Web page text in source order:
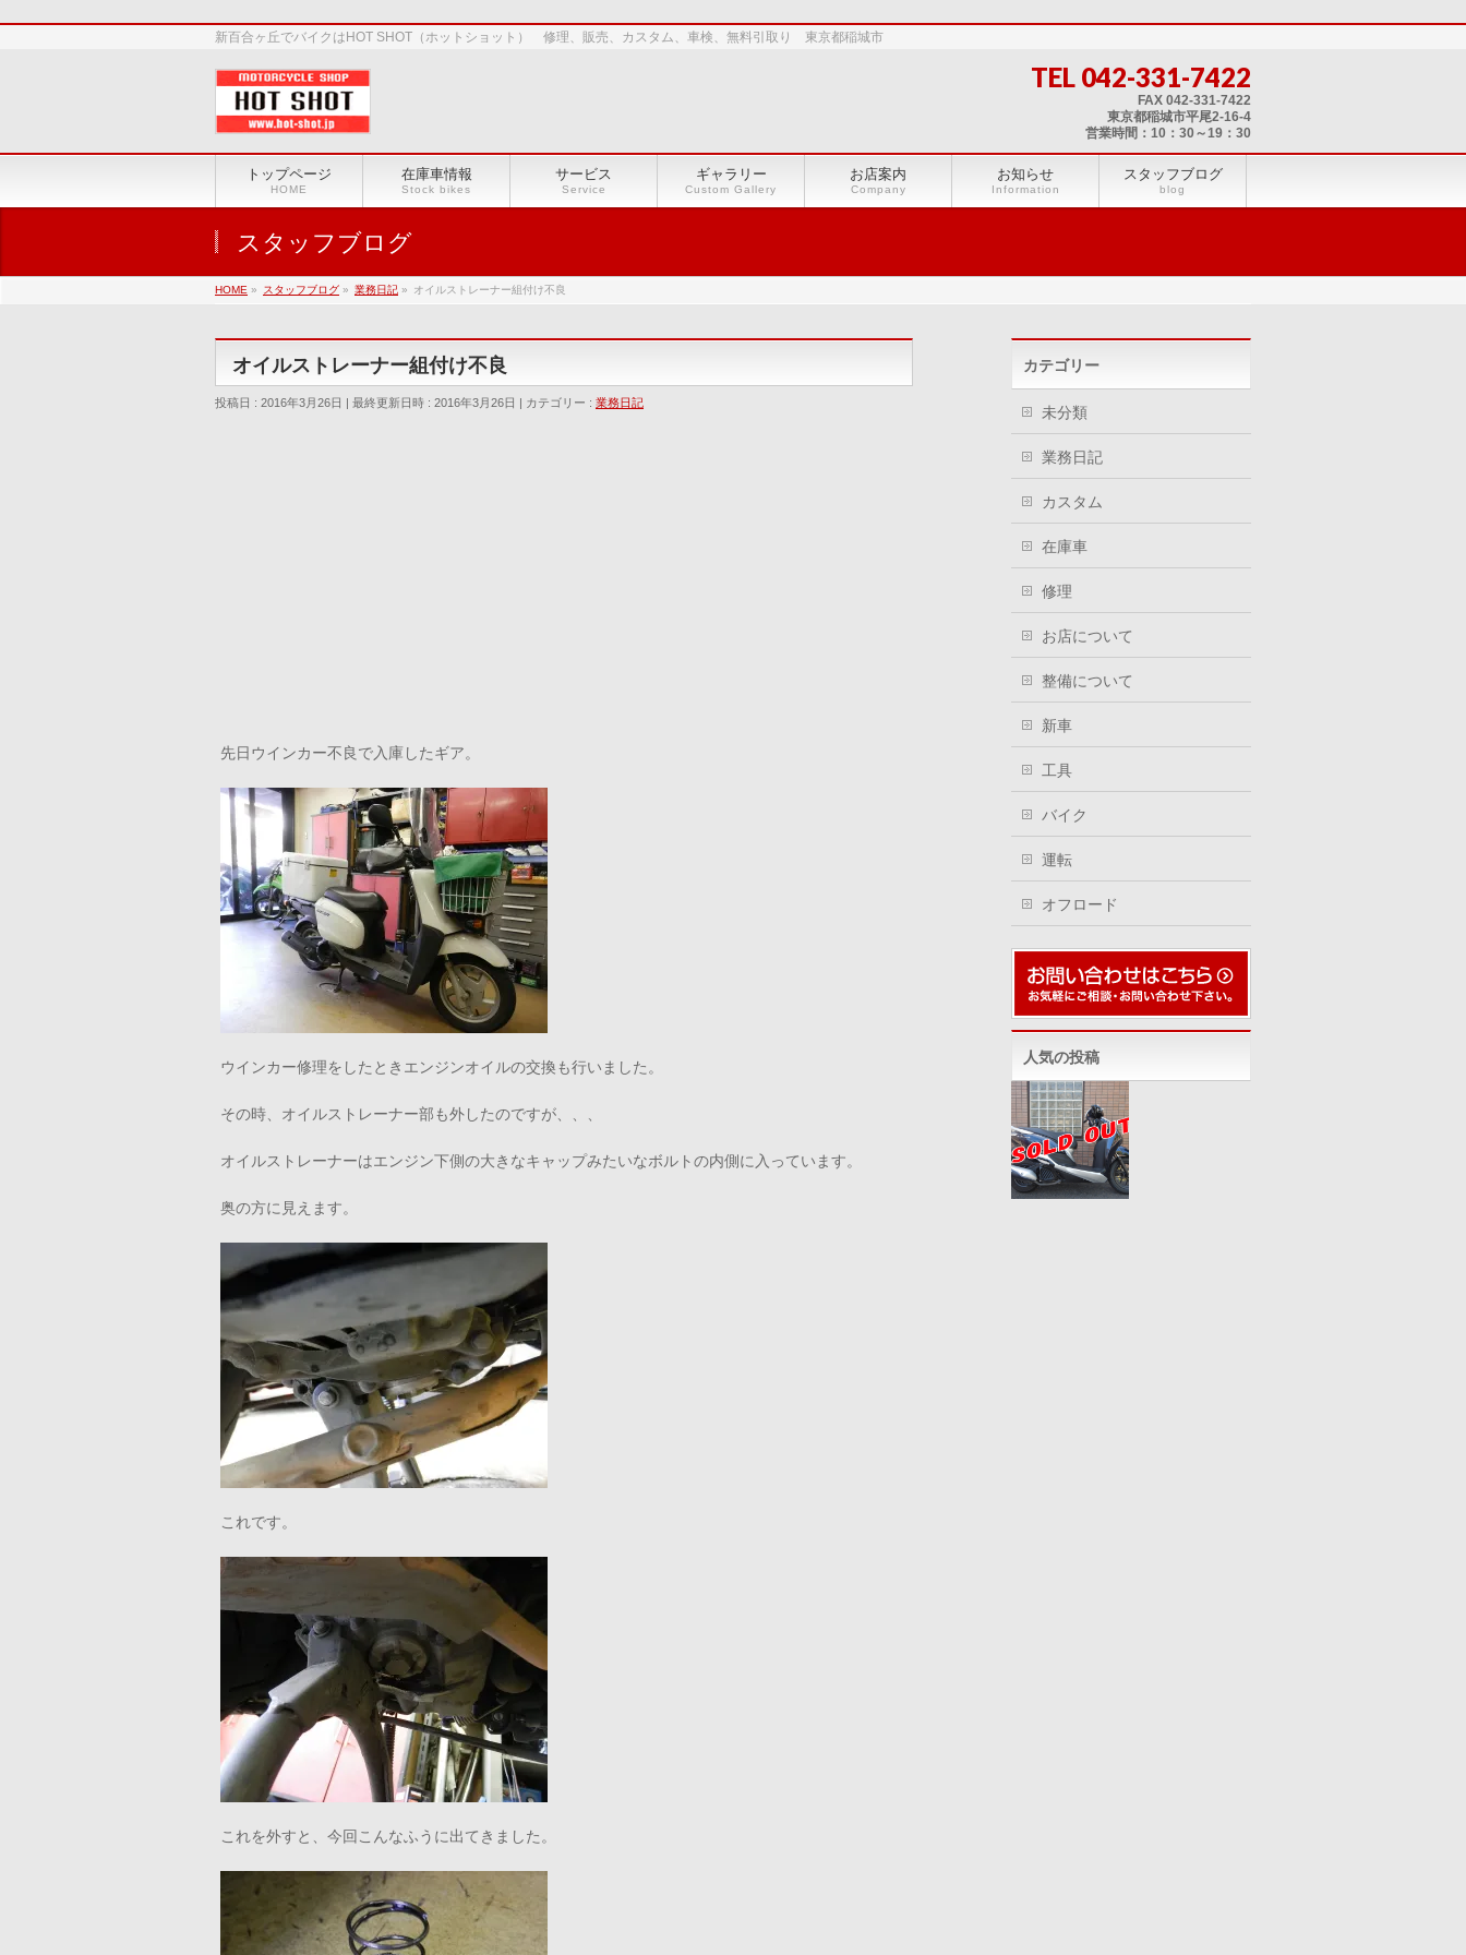
新百合ヶ丘でバイクはHOT SHOT（ホットショット） 修理、販売、カスタム、車検、無料引取り 東京都稲城市
TEL 042-331-7422
FAX 042-331-7422
東京都稲城市平尾2-16-4
営業時間：10：30～19：30
トップページ
HOME
在庫車情報
Stock bikes
サービス
Service
ギャラリー
Custom Gallery
お店案内
Company
お知らせ
Information
スタッフブログ
blog
スタッフブログ
HOME » スタッフブログ » 業務日記 » オイルストレーナー組付け不良
オイルストレーナー組付け不良
投稿日 : 2016年3月26日 最終更新日時 : 2016年3月26日 カテゴリー : 業務日記
先日ウインカー不良で入庫したギア。
ウインカー修理をしたときエンジンオイルの交換も行いました。
その時、オイルストレーナー部も外したのですが、、、
オイルストレーナーはエンジン下側の大きなキャップみたいなボルトの内側に入っています。
奥の方に見えます。
これです。
これを外すと、今回こんなふうに出てきました。
カテゴリー
未分類
業務日記
カスタム
在庫車
修理
お店について
整備について
新車
工具
バイク
運転
オフロード
人気の投稿